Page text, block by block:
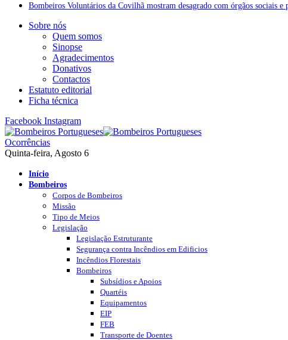
Bombeiros Voluntários da Covilhã mostram desagrado com órgãos sociais
Sobre nós
Quem somos
Sinopse
Agradecimentos
Donativos
Contactos
Estatuto editorial
Ficha técnica
Facebook Instagram
Ocorrências
Quinta-feira, Agosto 6
Início
Bombeiros
Corpos de Bombeiros
Missão
Tipo de Meios
Legislação
Legislação Estruturante
Segurança contra Incêndios em Edificios
Incêndios Florestais
Bombeiros
Subsídios e Apoios
Quartéis
Equipamentos
EIP
FEB
Transporte de Doentes